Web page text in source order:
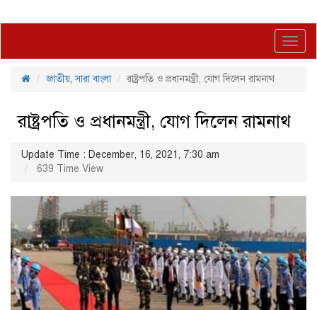
জাতীয়,সারা বাংলা রাষ্ট্রপতি ও প্রধানমন্ত্রী, যোগ দিলেন রামনাথ
রাষ্ট্রপতি ও প্রধানমন্ত্রী, যোগ দিলেন রামনাথ
Update Time : December, 16, 2021, 7:30 am
639 Time View